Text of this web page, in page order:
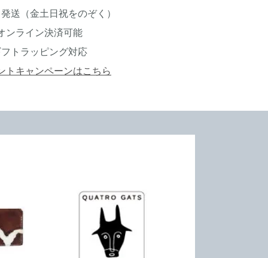
送（金土日祝をのぞく）
ンライン決済可能
フトラッピング対応
トキャンペーンはこちら